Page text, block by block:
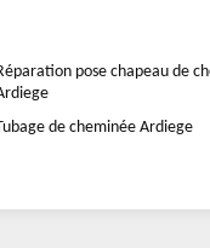
pose chapeau de
de cheminée Ardiege